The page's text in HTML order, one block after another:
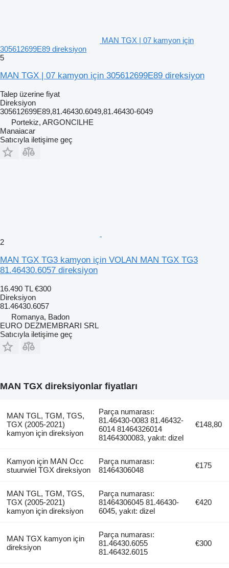
MAN TGX | 07 kamyon için
305612699E89 direksiyon
5
MAN TGX | 07 kamyon için 305612699E89 direksiyon
Talep üzerine fiyat
Direksiyon
305612699E89,81.46430.6049,81.46430-6049
Portekiz, ARGONCILHE
Manaiacar
Satıcıyla iletişime geç
2
MAN TGX TG3 kamyon için VOLAN MAN TGX TG3
81.46430.6057 direksiyon
16.490 TL €300
Direksiyon
81.46430.6057
Romanya, Badon
EURO DEZMEMBRARI SRL
Satıcıyla iletişime geç
MAN TGX direksiyonlar fiyatları
MAN TGL, TGM, TGS,
TGX (2005-2021)
kamyon için direksiyon
Parça numarası:
81.46430-0083 81.46432-
6014 81464326014
81464300083, yakıt: dizel
€148,80
Kamyon için MAN Occ
stuurwiel TGX direksiyon
Parça numarası:
81464306048
€175
MAN TGL, TGM, TGS,
TGX (2005-2021)
kamyon için direksiyon
Parça numarası:
81464306045 81.46430-
6045, yakıt: dizel
€420
MAN TGX kamyon için
direksiyon
Parça numarası:
81.46430.6055
81.46432.6015
€300